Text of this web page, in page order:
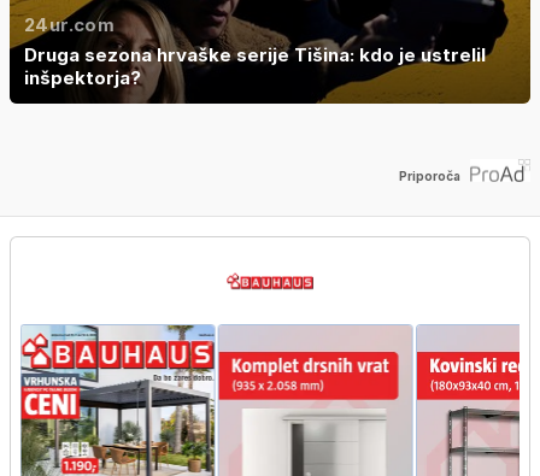
24ur.com
Druga sezona hrvaške serije Tišina: kdo je ustrelil
inšpektorja?
Priporoča